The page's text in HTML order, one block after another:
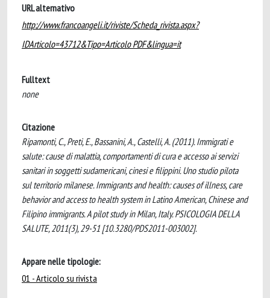
URL alternativo
http://www.francoangeli.it/riviste/Scheda_rivista.aspx?
IDArticolo=43712&Tipo=Articolo PDF&lingua=it
Fulltext
none
Citazione
Ripamonti, C., Preti, E., Bassanini, A., Castelli, A. (2011). Immigrati e
salute: cause di malattia, comportamenti di cura e accesso ai servizi
sanitari in soggetti sudamericani, cinesi e filippini. Uno studio pilota
sul territorio milanese. Immigrants and health: causes of illness, care
behavior and access to health system in Latino American, Chinese and
Filipino immigrants. A pilot study in Milan, Italy. PSICOLOGIA DELLA
SALUTE, 2011(3), 29-51 [10.3280/PDS2011-003002].
Appare nelle tipologie:
01 - Articolo su rivista